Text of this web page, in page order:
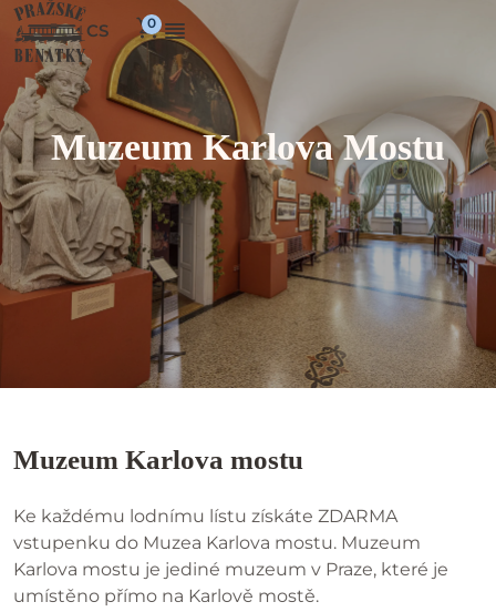
CS
Muzeum Karlova Mostu
Muzeum Karlova mostu
Ke každému lodnímu lístu získáte ZDARMA
vstupenku do Muzea Karlova mostu. Muzeum
Karlova mostu je jediné muzeum v Praze, které je
umístěno přímo na Karlově mostě.